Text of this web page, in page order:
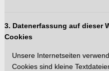
3. Datenerfassung auf dieser
Cookies
Unsere Internetseiten
Cookies sind kleine